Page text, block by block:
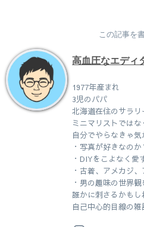
この記事を
高血圧なエディ
1977年産まれ
3児のパパ
北海道在住のサラリ
ミニマリストでは
自分でやらなきゃ
・写真が好きなの
・DIYをこよなく愛
・古着、アメカジ
・男の趣味の世界
誰かに刺さるかもし
自己中心的目線の